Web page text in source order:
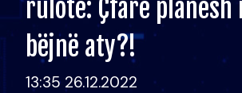
rulotë: Çfarë planesh
bëjnë aty?!
13:35 26.12.2022